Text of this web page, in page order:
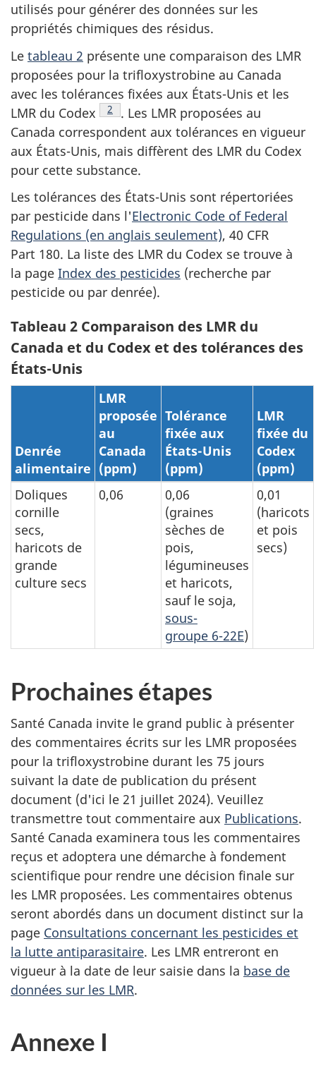
utilisés pour générer des données sur les
propriétés chimiques des résidus.
Le tableau 2 présente une comparaison des LMR
proposées pour la trifloxystrobine au Canada
avec les tolérances fixées aux États-Unis et les
LMR du Codex
Note de bas de page
2
. Les LMR proposées au
Canada correspondent aux tolérances en vigueur
aux États-Unis, mais diffèrent des LMR du Codex
pour cette substance.
Les tolérances des États-Unis sont répertoriées
par pesticide dans l'Electronic Code of Federal
Regulations (en anglais seulement), 40 CFR
Part 180. La liste des LMR du Codex se trouve à
la page Index des pesticides (recherche par
pesticide ou par denrée).
Tableau 2 Comparaison des LMR du
Canada et du Codex et des tolérances des
États-Unis
Denrée
alimentaire
LMR
proposée
au
Canada
(ppm)
Tolérance
fixée aux
États-Unis
(ppm)
LMR
fixée du
Codex
(ppm)
Doliques
cornille
secs,
haricots de
grande
culture secs
0,06
0,06
(graines
sèches de
pois,
légumineuses
et haricots,
sauf le soja,
sous-
groupe 6-22E)
0,01
(haricots
et pois
secs)
Prochaines étapes
Santé Canada invite le grand public à présenter
des commentaires écrits sur les LMR proposées
pour la trifloxystrobine durant les 75 jours
suivant la date de publication du présent
document (d'ici le 21 juillet 2024). Veuillez
transmettre tout commentaire aux Publications.
Santé Canada examinera tous les commentaires
reçus et adoptera une démarche à fondement
scientifique pour rendre une décision finale sur
les LMR proposées. Les commentaires obtenus
seront abordés dans un document distinct sur la
page Consultations concernant les pesticides et
la lutte antiparasitaire. Les LMR entreront en
vigueur à la date de leur saisie dans la base de
données sur les LMR.
Annexe I